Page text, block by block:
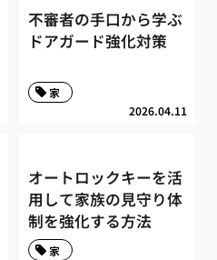
不審者の手口から学ぶ
ドアガード強化対策
2026.04.11
家
オートロックキーを活
用して家族の見守り体
制を強化する方法
家